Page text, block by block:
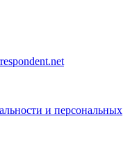
и персональных